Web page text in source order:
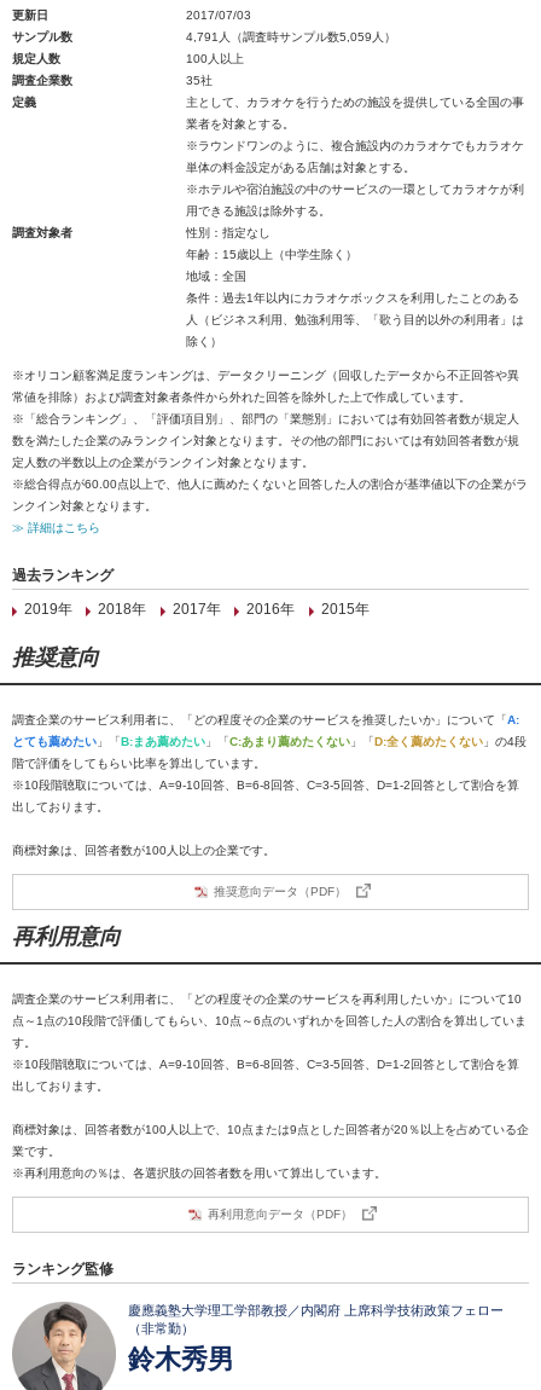
更新日
2017/07/03
サンプル数
4,791人（調査時サンプル数5,059人）
規定人数
100人以上
調査企業数
35社
定義
主として、カラオケを行うための施設を提供している全国の事
業者を対象とする。
※ラウンドワンのように、複合施設内のカラオケでもカラオケ
単体の料金設定がある店舗は対象とする。
※ホテルや宿泊施設の中のサービスの一環としてカラオケが利
用できる施設は除外する。
調査対象者
性別：指定なし
年齢：15歳以上（中学生除く）
地域：全国
条件：過去1年以内にカラオケボックスを利用したことのある
人（ビジネス利用、勉強利用等、「歌う目的以外の利用者」は
除く）
※オリコン顧客満足度ランキングは、データクリーニング（回収したデータから不正回答や異
常値を排除）および調査対象者条件から外れた回答を除外した上で作成しています。
※「総合ランキング」、「評価項目別」、部門の「業態別」においては有効回答者数が規定人
数を満たした企業のみランクイン対象となります。その他の部門においては有効回答者数が規
定人数の半数以上の企業がランクイン対象となります。
※総合得点が60.00点以上で、他人に薦めたくないと回答した人の割合が基準値以下の企業がラ
ンクイン対象となります。
≫ 詳細はこちら
過去ランキング
2019年
2018年 2017年 2016年 2015年
推奨意向
調査企業のサービス利用者に、「どの程度その企業のサービスを推奨したいか」について「A:
とても薦めたい 」「B:まあ薦めたい 」「C:あまり薦めたくない 」「D:全く薦めたくない 」の4段
階で評価をしてもらい比率を算出しています。
※10段階聴取については、A=9-10回答、B=6-8回答、C=3-5回答、D=1-2回答として割合を算
出しております。
商標対象は、回答者数が100人以上の企業です。
推奨意向データ（PDF）
再利用意向
調査企業のサービス利用者に、「どの程度その企業のサービスを再利用したいか」について10
点～1点の10段階で評価してもらい、10点～6点のいずれかを回答した人の割合を算出していま
す。
※10段階聴取については、A=9-10回答、B=6-8回答、C=3-5回答、D=1-2回答として割合を算
出しております。
商標対象は、回答者数が100人以上で、10点または9点とした回答者が20％以上を占めている企
業です。
※再利用意向の％は、各選択肢の回答者数を用いて算出しています。
再利用意向データ（PDF）
ランキング監修
慶應義塾大学理工学部教授／内閣府 上席科学技術政策フェロー
（非常勤）
鈴木秀男